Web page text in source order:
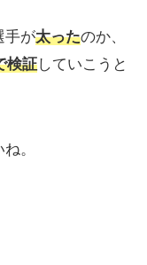
手が太ったのか、
検証していこうと
。